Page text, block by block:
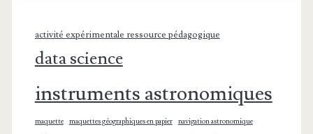
activité expérimentale ressource pédagogique
data science
instruments astronomiques
maquette maquettes géographiques en papier navigation astronomique